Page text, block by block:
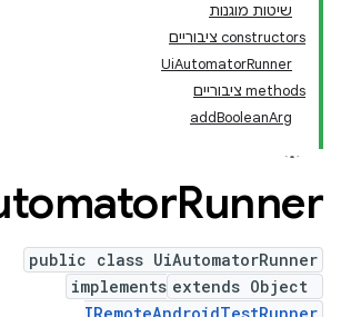
שיטות מוגנות
‫constructors ציבוריים
UiAutomatorRunner
‫methods ציבוריים
addBooleanArg
Runner
public class UiAutomatorRunner
extends Object
implements